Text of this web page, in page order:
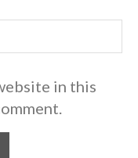
in this